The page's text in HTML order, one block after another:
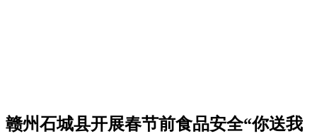
赣州石城县开展春节前食品安全“你送我